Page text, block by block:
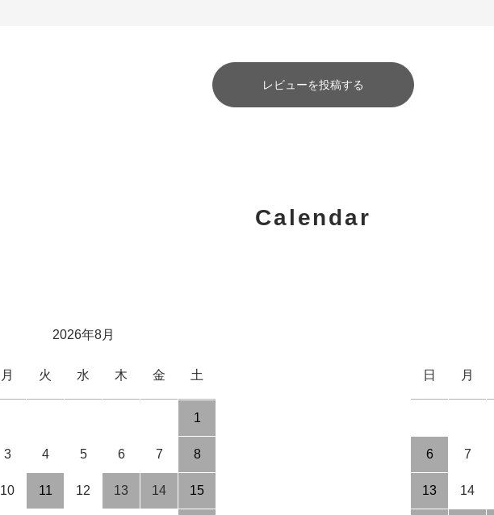
レビューを投稿する
Calendar
2026年8月
月 火 水 木 金 土
1
3 4 5 6 7 8
10 11 12 13 14 15
日 月
6 7
13 14